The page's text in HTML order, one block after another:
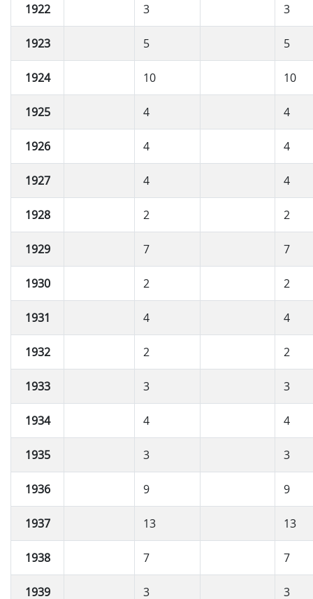
1922 3 3
1923 5 5
1924 10 10
1925 4 4
1926 4 4
1927 4 4
1928 2 2
1929 7 7
1930 2 2
1931 4 4
1932 2 2
1933 3 3
1934 4 4
1935 3 3
1936 9 9
1937 13 13
1938 7 7
1939 3 3